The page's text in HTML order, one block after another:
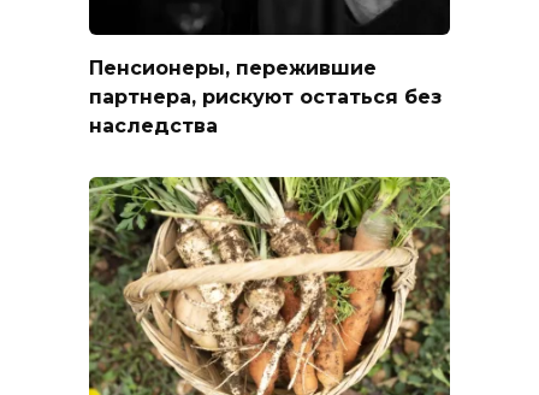
Пенсионеры, пережившие
партнера, рискуют остаться без
наследства